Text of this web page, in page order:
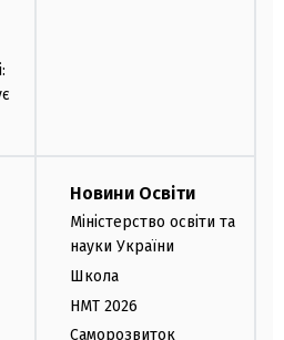
Новини Освіти
Міністерство освіти та
науки України
Школа
НМТ 2026
Саморозвиток